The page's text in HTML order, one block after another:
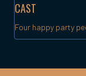
CAST
Four happy party